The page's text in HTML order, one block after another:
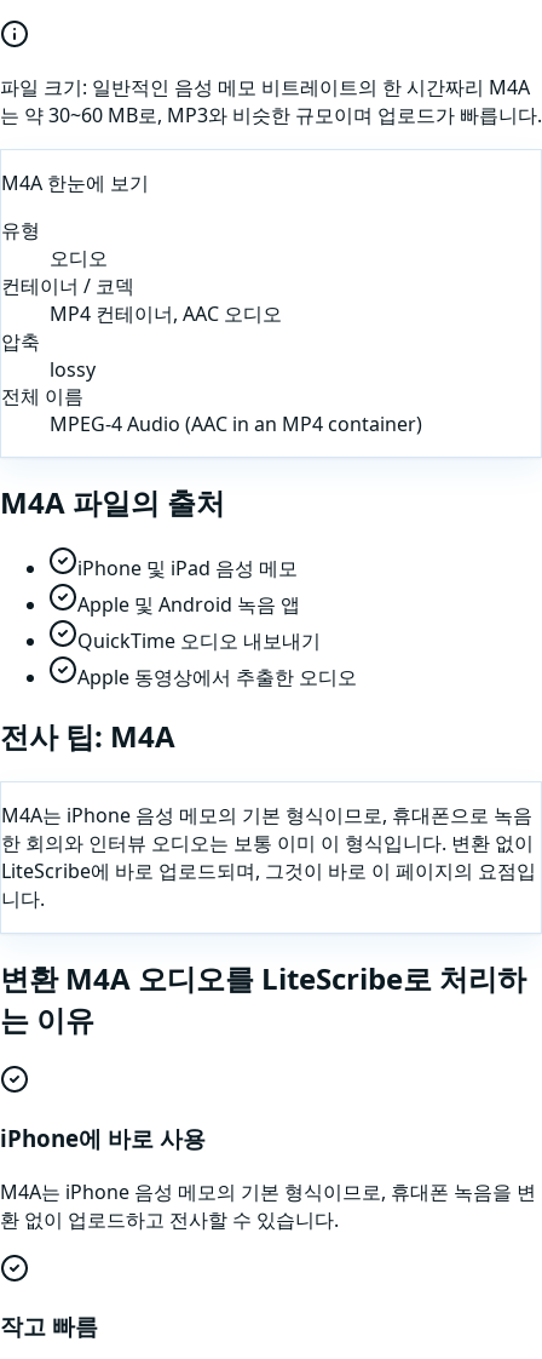
파일 크기: 일반적인 음성 메모 비트레이트의 한 시간짜리 M4A
는 약 30~60 MB로, MP3와 비슷한 규모이며 업로드가 빠릅니다.
M4A 한눈에 보기
유형
오디오
컨테이너 / 코덱
MP4 컨테이너, AAC 오디오
압축
lossy
전체 이름
MPEG-4 Audio (AAC in an MP4 container)
M4A 파일의 출처
iPhone 및 iPad 음성 메모
Apple 및 Android 녹음 앱
QuickTime 오디오 내보내기
Apple 동영상에서 추출한 오디오
전사 팁: M4A
M4A는 iPhone 음성 메모의 기본 형식이므로, 휴대폰으로 녹음
한 회의와 인터뷰 오디오는 보통 이미 이 형식입니다. 변환 없이
LiteScribe에 바로 업로드되며, 그것이 바로 이 페이지의 요점입
니다.
변환 M4A 오디오를 LiteScribe로 처리하
는 이유
iPhone에 바로 사용
M4A는 iPhone 음성 메모의 기본 형식이므로, 휴대폰 녹음을 변
환 없이 업로드하고 전사할 수 있습니다.
작고 빠름